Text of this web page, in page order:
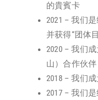
的貴賓卡
2021 – 我们
并获得“团体
2020 – 我们
山）合作伙伴
2018 – 我们
2017 – 我们